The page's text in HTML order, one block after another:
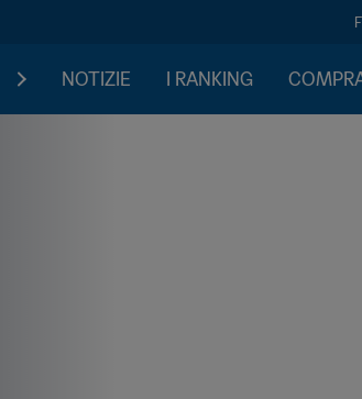
NOTIZIE I RANKING